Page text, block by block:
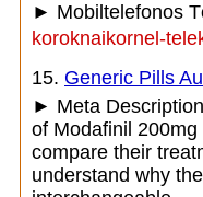
► Mobiltelefonos
koroknaikornel-
15. Generic Pills
► Meta
of Modafinil
compare their
understand why